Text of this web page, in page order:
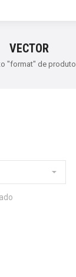
VECTOR
"format" de produto